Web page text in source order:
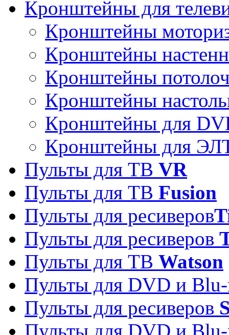
Кронштейны для
Кронштейны
Кронштейны
Кронштейны
Кронштейны
Кронштейны для
Кронштейны для
Пульты для ТВ VR
Пульты для ТВ Fusion
Пульты для ресиверов
Пульты для ресиверов
Пульты для ТВ Watson
Пульты для DVD и
Пульты для ресиверов
Пульты для DVD и